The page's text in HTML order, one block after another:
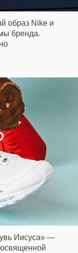
образ Nike и
бренда.
Иисуса» —